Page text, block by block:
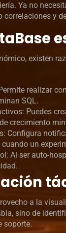
Ya no
correlaciones y
existen
realizar
SQL.
Puedes
crecimiento
Configura
un
Al ser auto-
a la
sino de
soporte.